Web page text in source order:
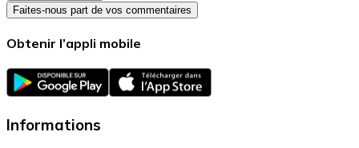
Faites-nous part de vos commentaires
Obtenir l’appli mobile
Informations